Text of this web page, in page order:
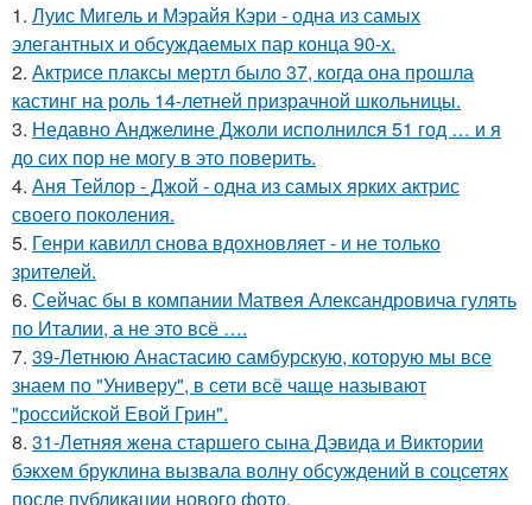
1. Луис Мигель и Мэрайя Кэри - одна из самых
элегантных и обсуждаемых пар конца 90-х.
2. Актрисе плаксы мертл было 37, когда она прошла
кастинг на роль 14-летней призрачной школьницы.
3. Недавно Анджелине Джоли исполнился 51 год … и я
до сих пор не могу в это поверить.
4. Аня Тейлор - Джой - одна из самых ярких актрис
своего поколения.
5. Генри кавилл снова вдохновляет - и не только
зрителей.
6. Сейчас бы в компании Матвея Александровича гулять
по Италии, а не это всё ….
7. 39-Летнюю Анастасию самбурскую, которую мы все
знаем по "Универу", в сети всё чаще называют
"российской Евой Грин".
8. 31-Летняя жена старшего сына Дэвида и Виктории
бэкхем бруклина вызвала волну обсуждений в соцсетях
после публикации нового фото.